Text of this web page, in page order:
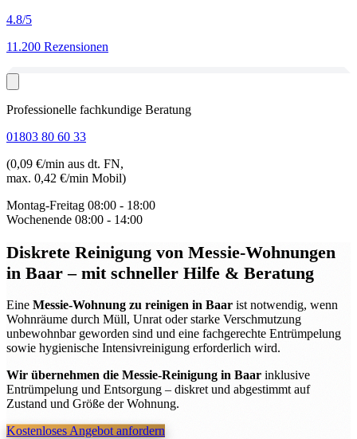
4.8/5
11.200 Rezensionen
Professionelle fachkundige Beratung
01803 80 60 33
(0,09 €/min aus dt. FN,
max. 0,42 €/min Mobil)
Montag-Freitag 08:00 - 18:00
Wochenende 08:00 - 14:00
Diskrete Reinigung von Messie-Wohnungen
in Baar– mit schneller Hilfe & Beratung
Eine Messie-Wohnung zu reinigen in Baar ist notwendig, wenn
Wohnräume durch Müll, Unrat oder starke Verschmutzung
unbewohnbar geworden sind und eine fachgerechte Entrümpelung
sowie hygienische Intensivreinigung erforderlich wird.
Wir übernehmen die Messie-Reinigung in Baar inklusive
Entrümpelung und Entsorgung – diskret und abgestimmt auf
Zustand und Größe der Wohnung.
Kostenloses Angebot anfordern